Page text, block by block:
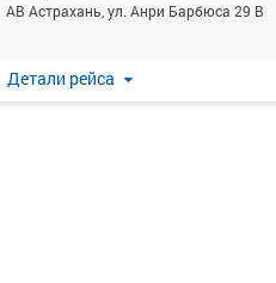
АВ Астрахань, ул. Анри Барбюса 29 В
Детали рейса